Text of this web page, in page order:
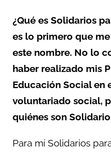
¿Qué es Solidarios
es lo primero que
este nombre. No lo
haber realizado mis
Educación Social en
voluntariado social,
quiénes son
Para mí Solidarios